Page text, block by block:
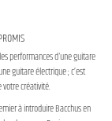
performances d'une guitare
guitare électrique ; c’est
votre créativité.
à introduire Bacchus en